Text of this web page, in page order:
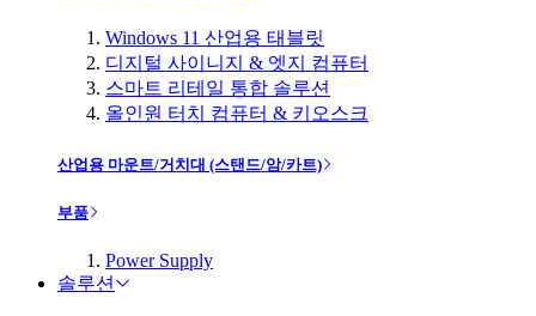
Windows 11 산업용 태블릿
디지털 사이니지 & 엣지 컴퓨터
스마트 리테일 통합 솔루션
올인원 터치 컴퓨터 & 키오스크
산업용 마운트/거치대 (스탠드/암/카트)
부품
Power Supply
솔루션